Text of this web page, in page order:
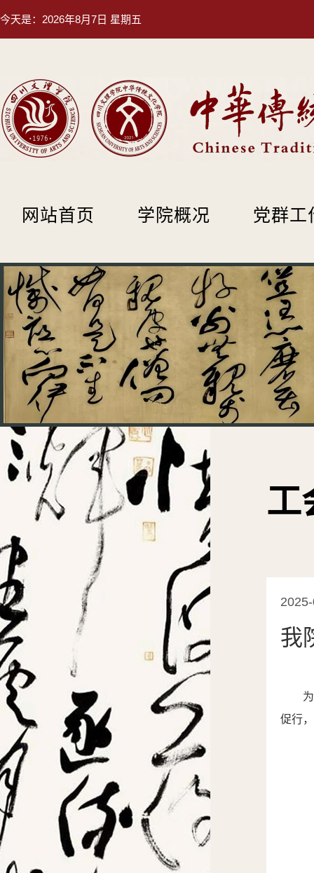
今天是： 2026年8月7日 星期五
网站首页 学院概况 党群工
工
我
为
促行